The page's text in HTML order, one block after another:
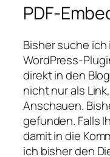
PDF-
Bisher suche
WordPress-
direkt in den
nicht nur als
Anschauen.
gefunden. Falls
damit in die
ich bisher den